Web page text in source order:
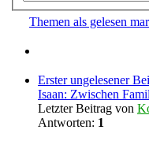
Themen als gelesen
Erster ungelesener
Isaan: Zwischen
Letzter Beitrag von
Antworten: 1